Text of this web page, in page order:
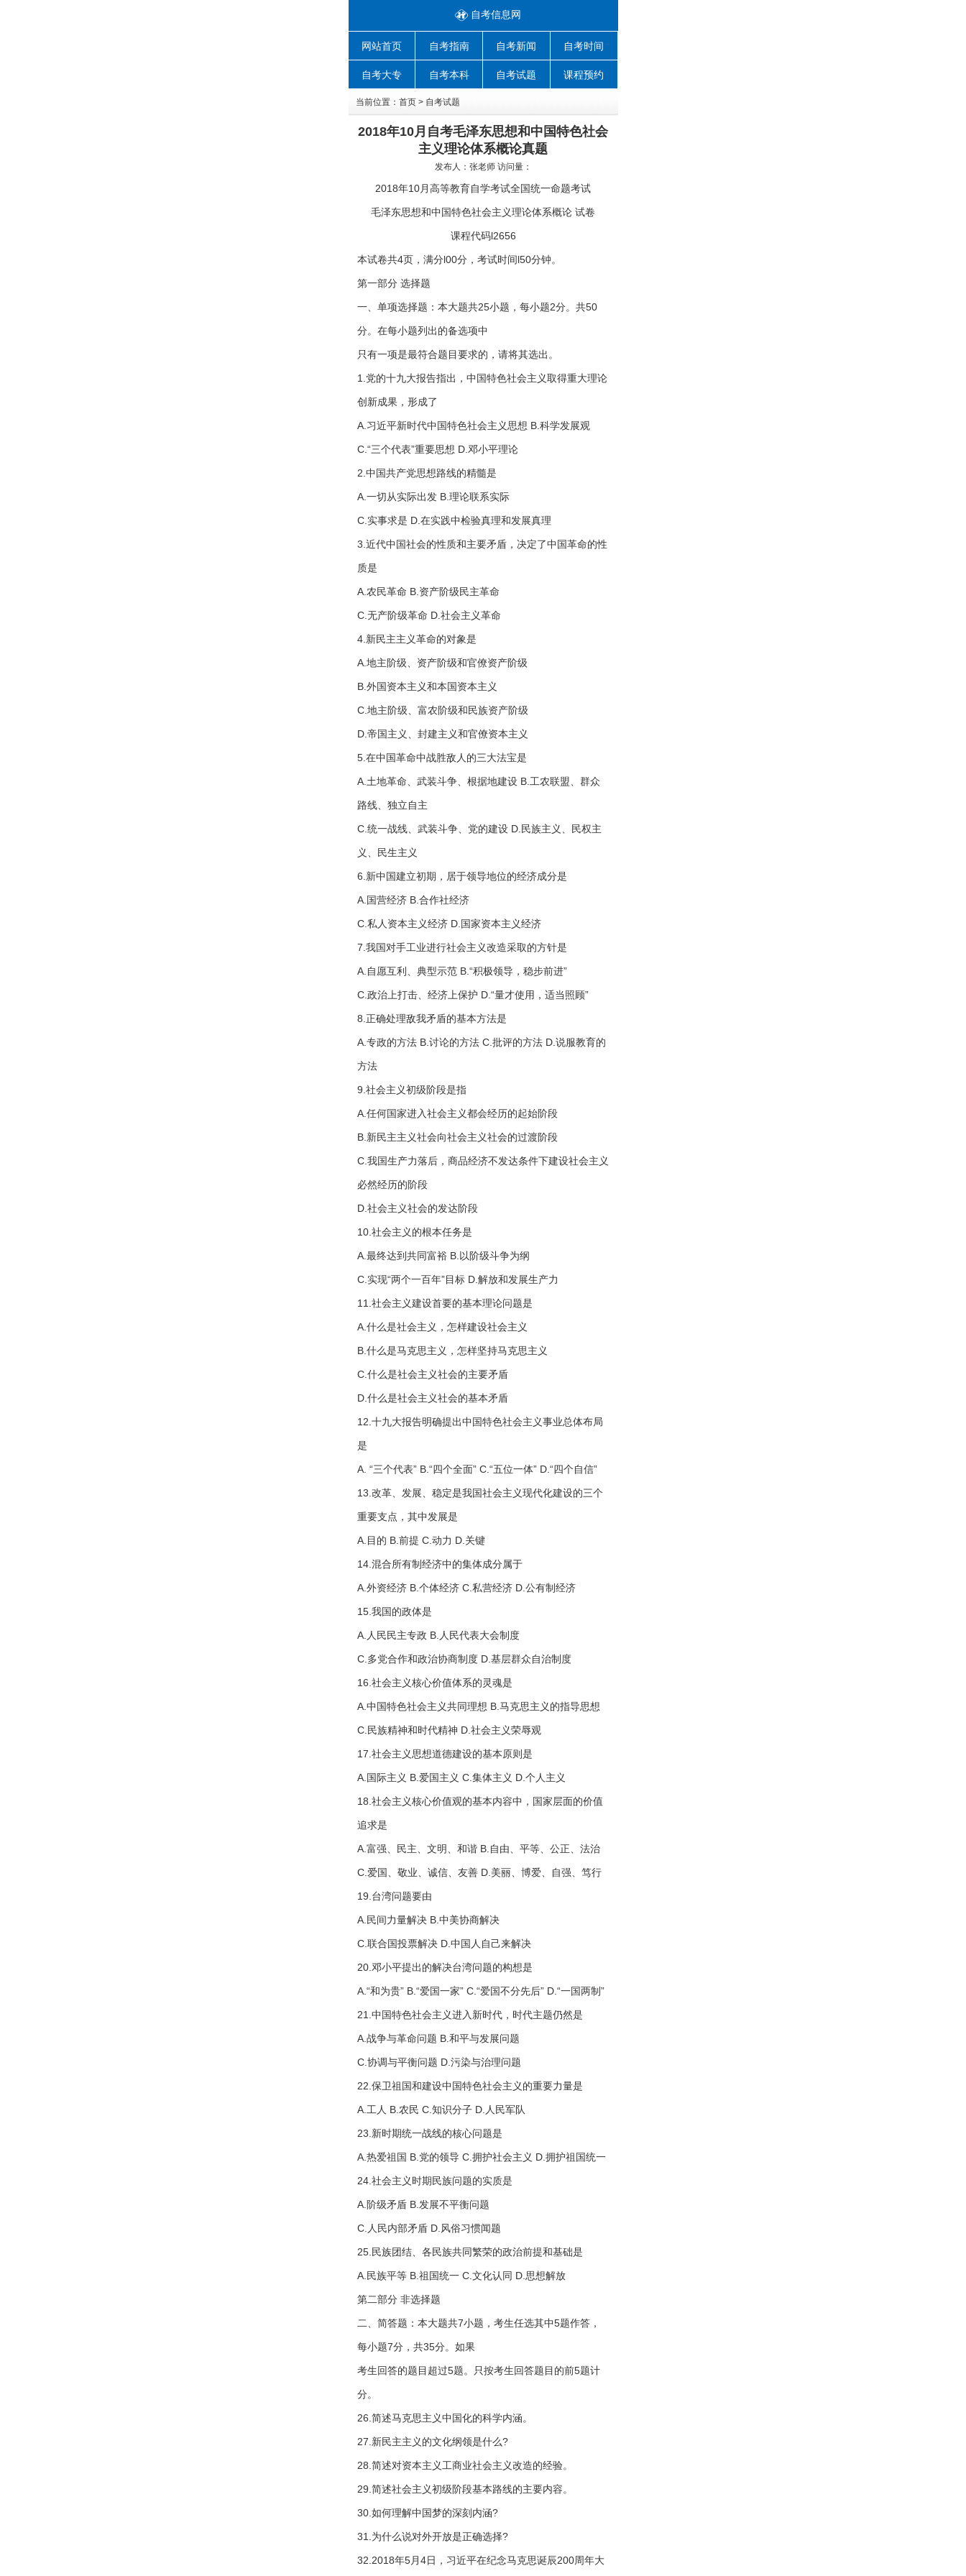
自考信息网
网站首页 自考指南 自考新闻 自考时间
自考大专 自考本科 自考试题 课程预约
当前位置： 首页> 自考试题
2018年10月自考毛泽东思想和中国特色社会
主义理论体系概论真题
发布人： 张老师访问量：
2018年10月高等教育自学考试全国统一命题考试
毛泽东思想和中国特色社会主义理论体系概论 试卷
课程代码l2656
本试卷共4页，满分l00分，考试时间l50分钟。
第一部分 选择题
一、单项选择题：本大题共25小题，每小题2分。共50
分。在每小题列出的备选项中
只有一项是最符合题目要求的，请将其选出。
1.党的十九大报告指出，中国特色社会主义取得重大理论
创新成果，形成了
A.习近平新时代中国特色社会主义思想 B.科学发展观
C.“三个代表”重要思想 D.邓小平理论
2.中国共产党思想路线的精髓是
A.一切从实际出发 B.理论联系实际
C.实事求是 D.在实践中检验真理和发展真理
3.近代中国社会的性质和主要矛盾，决定了中国革命的性
质是
A.农民革命 B.资产阶级民主革命
C.无产阶级革命 D.社会主义革命
4.新民主主义革命的对象是
A.地主阶级、资产阶级和官僚资产阶级
B.外国资本主义和本国资本主义
C.地主阶级、富农阶级和民族资产阶级
D.帝国主义、封建主义和官僚资本主义
5.在中国革命中战胜敌人的三大法宝是
A.土地革命、武装斗争、根据地建设 B.工农联盟、群众
路线、独立自主
C.统一战线、武装斗争、党的建设 D.民族主义、民权主
义、民生主义
6.新中国建立初期，居于领导地位的经济成分是
A.国营经济 B.合作社经济
C.私人资本主义经济 D.国家资本主义经济
7.我国对手工业进行社会主义改造采取的方针是
A.自愿互利、典型示范 B.“积极领导，稳步前进”
C.政治上打击、经济上保护 D.“量才使用，适当照顾”
8.正确处理敌我矛盾的基本方法是
A.专政的方法 B.讨论的方法 C.批评的方法 D.说服教育的
方法
9.社会主义初级阶段是指
A.任何国家进入社会主义都会经历的起始阶段
B.新民主主义社会向社会主义社会的过渡阶段
C.我国生产力落后，商品经济不发达条件下建设社会主义
必然经历的阶段
D.社会主义社会的发达阶段
10.社会主义的根本任务是
A.最终达到共同富裕 B.以阶级斗争为纲
C.实现“两个一百年”目标 D.解放和发展生产力
11.社会主义建设首要的基本理论问题是
A.什么是社会主义，怎样建设社会主义
B.什么是马克思主义，怎样坚持马克思主义
C.什么是社会主义社会的主要矛盾
D.什么是社会主义社会的基本矛盾
12.十九大报告明确提出中国特色社会主义事业总体布局
是
A. “三个代表” B.“四个全面” C.“五位一体” D.“四个自信”
13.改革、发展、稳定是我国社会主义现代化建设的三个
重要支点，其中发展是
A.目的 B.前提 C.动力 D.关键
14.混合所有制经济中的集体成分属于
A.外资经济 B.个体经济 C.私营经济 D.公有制经济
15.我国的政体是
A.人民民主专政 B.人民代表大会制度
C.多党合作和政治协商制度 D.基层群众自治制度
16.社会主义核心价值体系的灵魂是
A.中国特色社会主义共同理想 B.马克思主义的指导思想
C.民族精神和时代精神 D.社会主义荣辱观
17.社会主义思想道德建设的基本原则是
A.国际主义 B.爱国主义 C.集体主义 D.个人主义
18.社会主义核心价值观的基本内容中，国家层面的价值
追求是
A.富强、民主、文明、和谐 B.自由、平等、公正、法治
C.爱国、敬业、诚信、友善 D.美丽、博爱、自强、笃行
19.台湾问题要由
A.民间力量解决 B.中美协商解决
C.联合国投票解决 D.中国人自己来解决
20.邓小平提出的解决台湾问题的构想是
A.“和为贵” B.“爱国一家” C.“爱国不分先后” D.“一国两制”
21.中国特色社会主义进入新时代，时代主题仍然是
A.战争与革命问题 B.和平与发展问题
C.协调与平衡问题 D.污染与治理问题
22.保卫祖国和建设中国特色社会主义的重要力量是
A.工人 B.农民 C.知识分子 D.人民军队
23.新时期统一战线的核心问题是
A.热爱祖国 B.党的领导 C.拥护社会主义 D.拥护祖国统一
24.社会主义时期民族问题的实质是
A.阶级矛盾 B.发展不平衡问题
C.人民内部矛盾 D.风俗习惯闻题
25.民族团结、各民族共同繁荣的政治前提和基础是
A.民族平等 B.祖国统一 C.文化认同 D.思想解放
第二部分 非选择题
二、简答题：本大题共7小题，考生任选其中5题作答，
每小题7分，共35分。如果
考生回答的题目超过5题。只按考生回答题目的前5题计
分。
26.简述马克思主义中国化的科学内涵。
27.新民主主义的文化纲领是什么?
28.简述对资本主义工商业社会主义改造的经验。
29.简述社会主义初级阶段基本路线的主要内容。
30.如何理解中国梦的深刻内涵?
31.为什么说对外开放是正确选择?
32.2018年5月4日，习近平在纪念马克思诞辰200周年大